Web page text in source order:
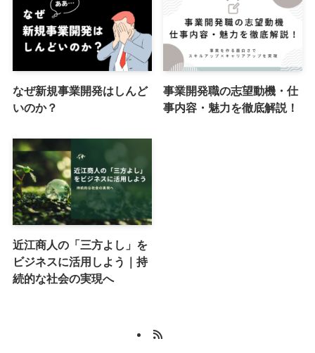
なぜ新規事業開発はしんど
いのか？
事業開発職の志望動機・仕
事内容・魅力を徹底解説！
近江商人の「三方よし」を
ビジネスに活用しよう｜持
続的な社会の実現へ